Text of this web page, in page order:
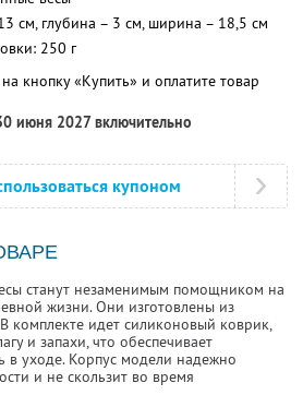
см, глубина – 3 см, ширина – 18,5 см
250 г
кнопку «Купить» и оплатите товар
июня 2027 включительно
купоном
станут незаменимым помощником на
жизни. Они изготовлены из
В комплекте идет силиконовый коврик,
и запахи, что обеспечивает
в уходе. Корпус модели надежно
и не скользит во время